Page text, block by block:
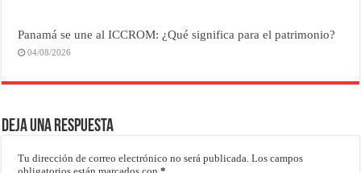
Panamá se une al ICCROM: ¿Qué significa para el patrimonio?
04/08/2026
Deja una respuesta
Tu dirección de correo electrónico no será publicada. Los campos